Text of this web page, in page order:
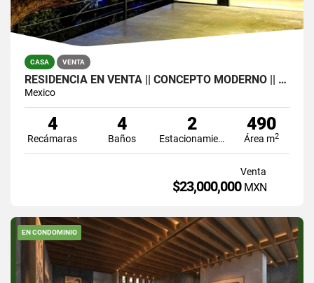
CASA VENTA
RESIDENCIA EN VENTA || CONCEPTO MODERNO || VALLE DE BRAVO
Mexico
4
Recámaras
4
Baños
2
Estacionamiento
490
Área m2
Venta
$23,000,000 MXN
EN CONDOMINIO